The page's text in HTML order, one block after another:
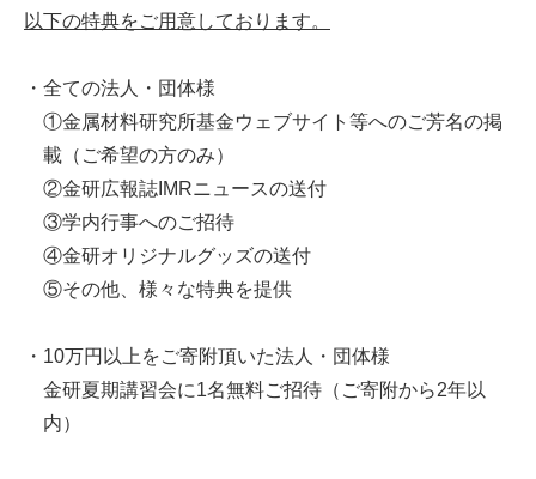
以下の特典をご用意しております。
・全ての法人・団体様
①金属材料研究所基金ウェブサイト等へのご芳名の掲
載（ご希望の方のみ）
②金研広報誌IMRニュースの送付
③学内行事へのご招待
④金研オリジナルグッズの送付
⑤その他、様々な特典を提供
・10万円以上をご寄附頂いた法人・団体様
金研夏期講習会に1名無料ご招待（ご寄附から2年以
内）